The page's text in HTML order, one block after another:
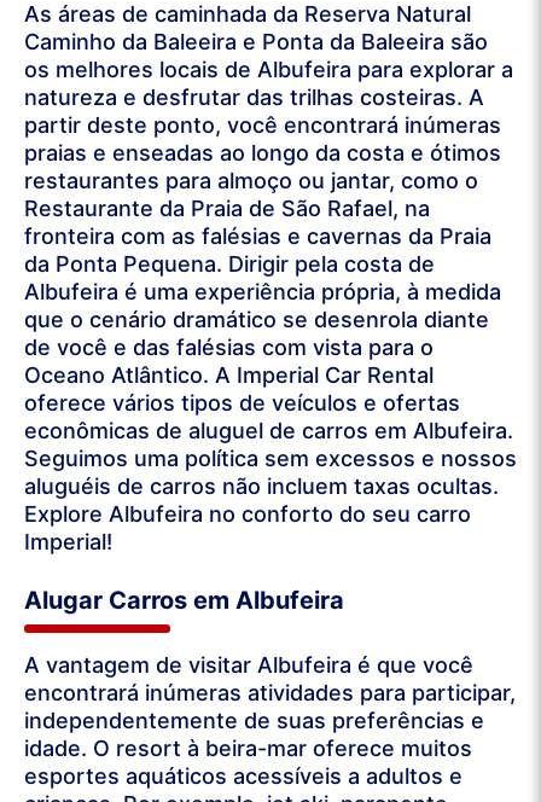
As áreas de caminhada da Reserva Natural
Caminho da Baleeira e Ponta da Baleeira são
os melhores locais de Albufeira para explorar a
natureza e desfrutar das trilhas costeiras. A
partir deste ponto, você encontrará inúmeras
praias e enseadas ao longo da costa e ótimos
restaurantes para almoço ou jantar, como o
Restaurante da Praia de São Rafael, na
fronteira com as falésias e cavernas da Praia
da Ponta Pequena. Dirigir pela costa de
Albufeira é uma experiência própria, à medida
que o cenário dramático se desenrola diante
de você e das falésias com vista para o
Oceano Atlântico. A Imperial Car Rental
oferece vários tipos de veículos e ofertas
econômicas de aluguel de carros em Albufeira.
Seguimos uma política sem excessos e nossos
aluguéis de carros não incluem taxas ocultas.
Explore Albufeira no conforto do seu carro
Imperial!
Alugar Carros em Albufeira
A vantagem de visitar Albufeira é que você
encontrará inúmeras atividades para participar,
independentemente de suas preferências e
idade. O resort à beira-mar oferece muitos
esportes aquáticos acessíveis a adultos e